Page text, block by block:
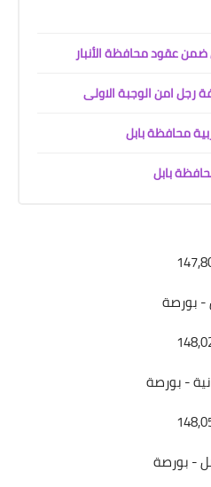
ضمن عقود محافظة الأنبار
رجل امن الوجبة الاولى
محافظة بابل
بابل
- بورصة
- بورصة
- بورصة